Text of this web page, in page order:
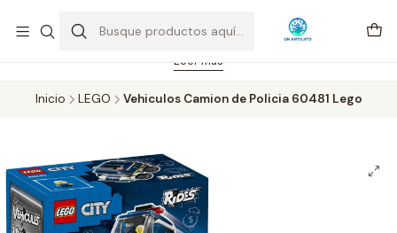
Feriado 21-05-2026 atención hasta las 14 hrs. Envío GRATIS mismo
día solo área Metropolitana Santiago por compras desde CLP 39.900.
Pedidos hasta 16 hrs., sábados y domingos hasta 14 hrs.
Leer más
Inicio LEGO Vehiculos Camion de Policia 60481 Lego